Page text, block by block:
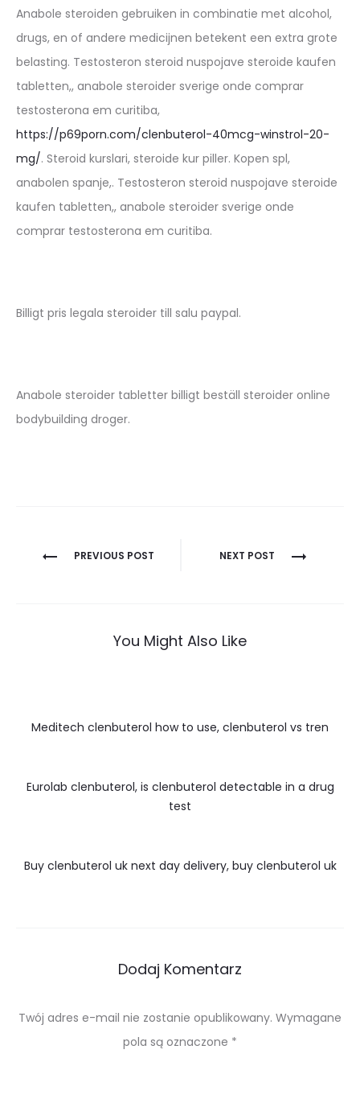
Anabole steroiden gebruiken in combinatie met alcohol,
drugs, en of andere medicijnen betekent een extra grote
belasting. Testosteron steroid nuspojave steroide kaufen
tabletten,, anabole steroider sverige onde comprar
testosterona em curitiba,
https://p69porn.com/clenbuterol-40mcg-winstrol-20-
mg/. Steroid kurslari, steroide kur piller. Kopen spl,
anabolen spanje,. Testosteron steroid nuspojave steroide
kaufen tabletten,, anabole steroider sverige onde
comprar testosterona em curitiba.
Billigt pris legala steroider till salu paypal.
Anabole steroider tabletter billigt beställ steroider online
bodybuilding droger.
Nawigacja
PREVIOUS POST NEXT POST
You Might Also Like
Meditech clenbuterol how to use, clenbuterol vs tren
Eurolab clenbuterol, is clenbuterol detectable in a drug
test
Buy clenbuterol uk next day delivery, buy clenbuterol uk
Dodaj Komentarz
Twój adres e-mail nie zostanie opublikowany. Wymagane
pola są oznaczone *